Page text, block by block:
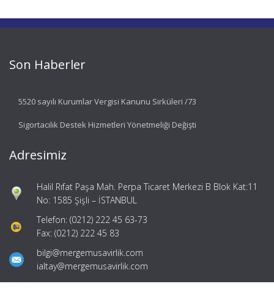
Son Haberler
5520 sayılı Kurumlar Vergisi Kanunu Sirküleri /73
Sigortacılık Destek Hizmetleri Yönetmeliği Değişti
Adresimiz
Halil Rıfat Paşa Mah. Perpa Ticaret Merkezi B Blok Kat:11
No: 1585 Şişli – İSTANBUL
Telefon: (0212) 222 45 63-73
Fax: (0212) 222 45 83
bilgi@mergemusavirlik.com
ialtay@mergemusavirlik.com